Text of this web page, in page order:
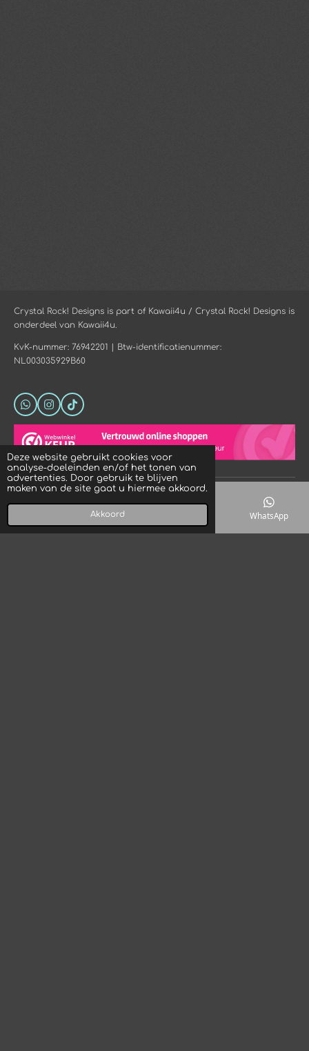
Deze website gebruikt cookies voor
analyse-doeleinden en/of het tonen van
advertenties. Door gebruik te blijven
maken van de site gaat u hiermee akkoord.
Akkoord
Crystal Rock! Designs is part of Kawaii4u / Crystal Rock! Designs is
onderdeel van Kawaii4u.
KvK-nummer: 76942201 | Btw-identificatienummer:
NL003035929B60
W
h
t
A
p
p
I
n
t
g
r
a
m
T
i
T
k
© 2023 - 2026 Crystal Rock! Designs
Powered byJouwWeb
Telefoonnummer WhatsApp